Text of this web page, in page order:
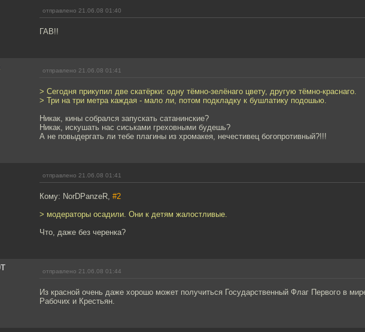
отправлено 21.06.08 01:40
ГАВ!!
отправлено 21.06.08 01:41
> Сегодня прикупил две скатёрки: одну тёмно-зелёнаго цвету, другую тёмно-краснаго.
> Три на три метра каждая - мало ли, потом подкладку к бушлатику подошью.
Никак, кины собрался запускать сатанинские?
Никак, искушать нас сиськами греховными будешь?
А не повыдергать ли тебе плагины из хромакея, нечестивец богопротивный?!!!
отправлено 21.06.08 01:41
Кому: NorDPanzeR, #2
> модераторы осадили. Они к детям жалостливые.
Что, даже без черенка?
отправлено 21.06.08 01:44
Из красной очень даже хорошо может получиться Государственный Флаг Первого в
Рабочих и Крестьян.